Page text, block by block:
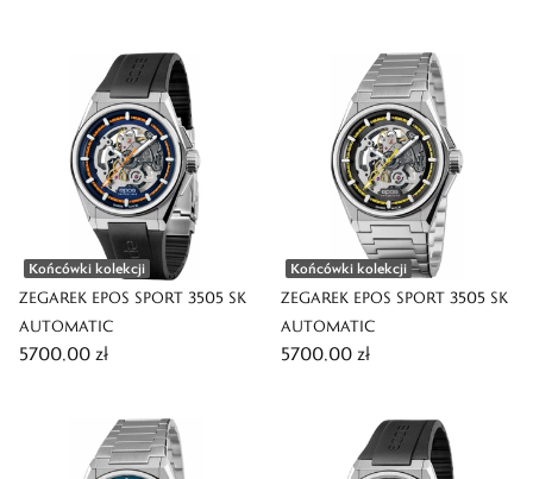
Końcówki kolekcji
ZEGAREK EPOS SPORT 3505 SK
AUTOMATIC
5700,00 zł
Końcówki kolekcji
ZEGAREK EPOS SPORT 3505 SK
AUTOMATIC
5700,00 zł